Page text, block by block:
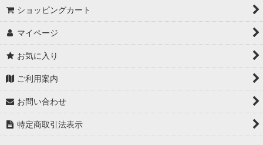
ショッピングカート
マイページ
お気に入り
ご利用案内
お問い合わせ
特定商取引法表示